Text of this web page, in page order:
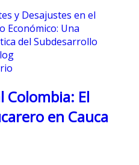
y Desajustes en el
Económico: Una
del Subdesarrollo
Colombia: El
en Cauca